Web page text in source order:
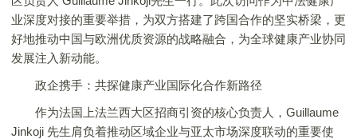
业深度对接的重要举措，为双方搭建了跨国合作的坚实桥梁，更
好地推动中国与欧洲优质资源的战略融合，为全球健康产业协同
发展注入新动能。
政企携手：共探健康产业国际化合作新路径
作为法国上法兰西大区招商引资的核心负责人，Guillaume
Jinkoji 先生肩负着推动区域企业与亚太市场深度联动的重要使